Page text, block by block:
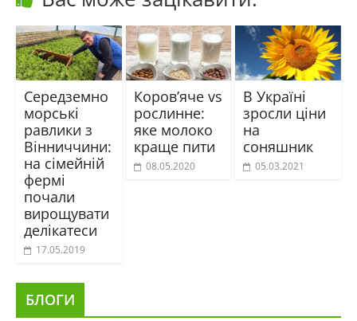
Середземно
морські
равлики з
Вінниччини:
на сімейній
фермі
почали
вирощувати
делікатеси
17.05.2019
Коров’яче vs
рослинне:
яке молоко
краще пити
08.05.2020
В Україні
зросли ціни
на
соняшник
05.03.2021
БЛОГИ